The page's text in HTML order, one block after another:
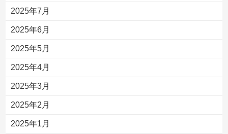
2025年7月
2025年6月
2025年5月
2025年4月
2025年3月
2025年2月
2025年1月